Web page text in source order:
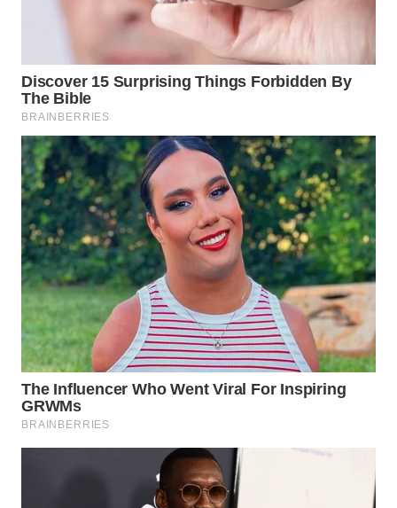
BINTAN
WN
MANDALIKA
WN
LIKUPANG
WN
LABUANBAJO
WN
BORNEO
Wahana
Media
Group
WAHANA